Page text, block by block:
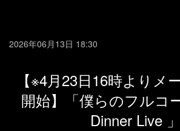
2026年06月13日 18:30
【※4月23日16時よりメ
開始】「僕らのフルコ
Dinner Live 」